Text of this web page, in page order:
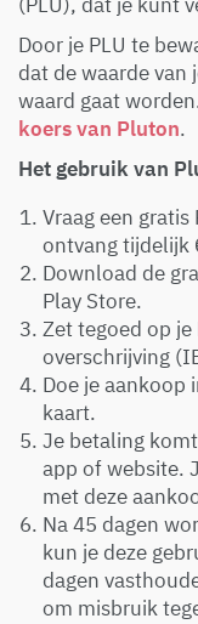
Door je PLU te
dat de waarde van
waard gaat
koers van Pluton.
Het gebruik van
Vraag een
ontvang tijdelijk
Download de
Play Store.
Zet tegoed op
overschrijving
Doe je aankoop
kaart.
Je betaling
app of website.
met deze
Na 45 dagen
kun je deze
dagen
om misbruik